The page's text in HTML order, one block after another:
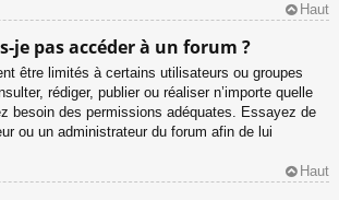
Haut
je pas accéder à un forum ?
être limités à certains utilisateurs ou groupes
rédiger, publier ou réaliser n’importe quelle
besoin des permissions adéquates. Essayez de
ou un administrateur du forum afin de lui
Haut